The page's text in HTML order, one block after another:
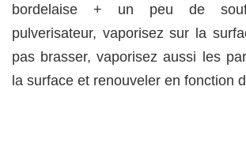
bordelaise + un peu de
pulverisateur, vaporisez sur la
pas brasser, vaporisez aussi les
la surface et renouveler en fonction